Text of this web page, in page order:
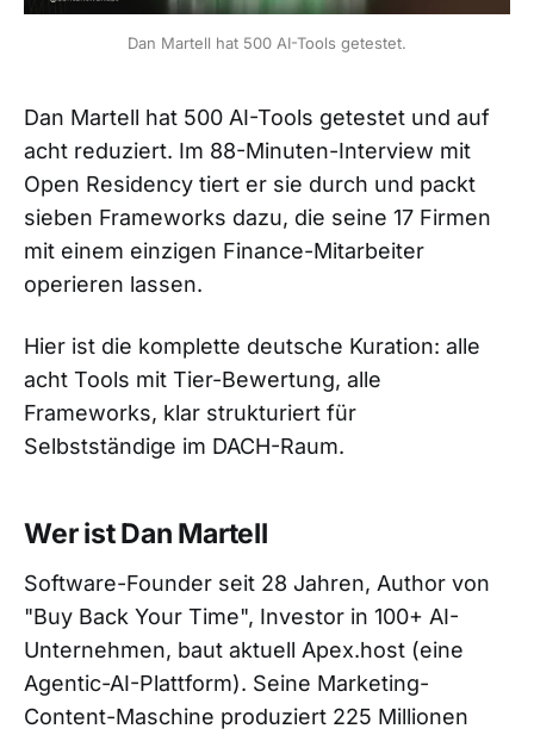
Dan Martell hat 500 AI-Tools getestet.
Dan Martell hat 500 AI-Tools getestet und auf
acht reduziert. Im 88-Minuten-Interview mit
Open Residency tiert er sie durch und packt
sieben Frameworks dazu, die seine 17 Firmen
mit einem einzigen Finance-Mitarbeiter
operieren lassen.
Hier ist die komplette deutsche Kuration: alle
acht Tools mit Tier-Bewertung, alle
Frameworks, klar strukturiert für
Selbstständige im DACH-Raum.
Wer ist Dan Martell
Software-Founder seit 28 Jahren, Author von
"Buy Back Your Time", Investor in 100+ AI-
Unternehmen, baut aktuell Apex.host (eine
Agentic-AI-Plattform). Seine Marketing-
Content-Maschine produziert 225 Millionen